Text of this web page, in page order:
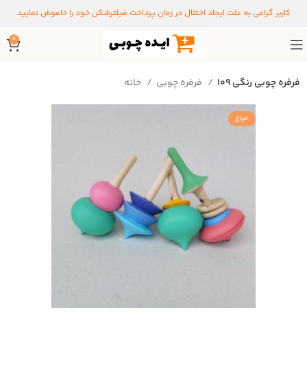
کاربر گرامی به علت ایجاد اختلال در زمان پرداخت فیلترشکن خود را خاموش نمایید
0
خانه فرفره چوبی رنگی ۱۰۹
حراج